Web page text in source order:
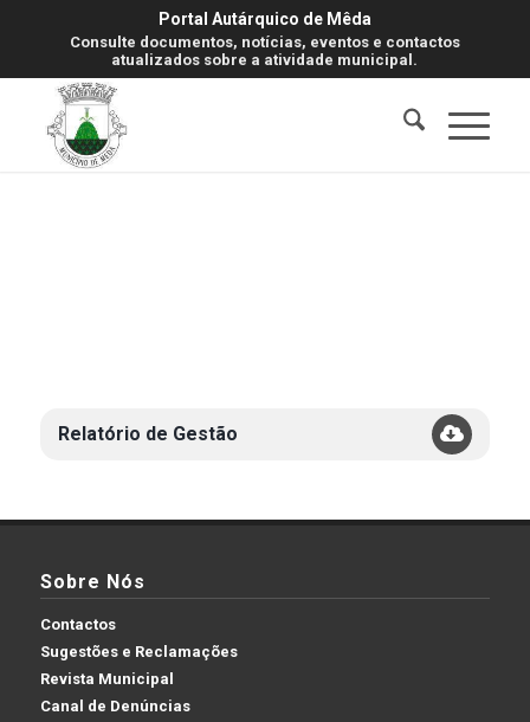
Portal Autárquico de Mêda
Consulte documentos, notícias, eventos e contactos
atualizados sobre a atividade municipal.
Relatório de Gestão
Sobre Nós
Contactos
Sugestões e Reclamações
Revista Municipal
Canal de Denúncias